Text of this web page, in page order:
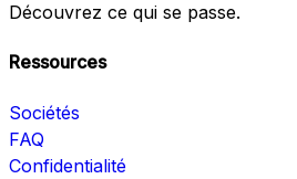
Découvrez ce qui se passe.
Ressources
Sociétés
FAQ
Confidentialité